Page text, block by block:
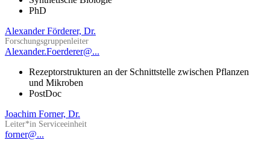
PhD
Alexander Förderer, Dr.
Forschungsgruppenleiter
Alexander.Foerderer@...
Rezeptorstrukturen an der Schnittstelle zwischen Pflanzen
und Mikroben
PostDoc
Joachim Forner, Dr.
Leiter*in Serviceeinheit
forner@...